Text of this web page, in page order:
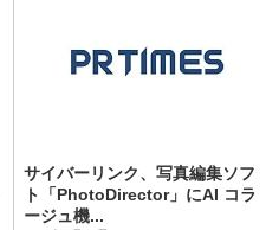
サイバーリンク、写真編集ソフ
ト「PhotoDirector」にAI コラ
ージュ機...